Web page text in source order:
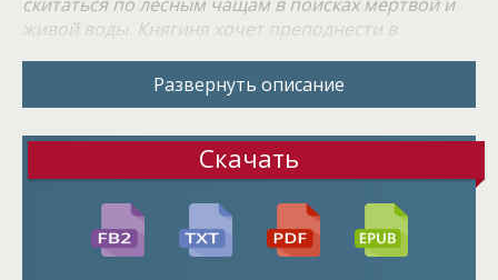
живой воды. Княгиня хочет преподнести в
воду, чтобы сватовство прошло успешно. Ольга не
предполагала, что среди её подношений
Константин готов оставить свою супругу
императрицу Елену, чтобы взять в жены Ольгу. У
главной героини также наступают непростые
времена. В это время на Русь приходит
христианство, чьи святыни начинают отнимать
Развернуть описание
Скачать